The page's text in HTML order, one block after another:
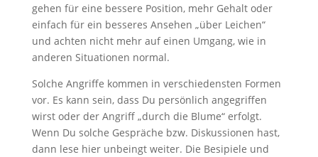
gehen für eine bessere Position, mehr Gehalt oder
einfach für ein besseres Ansehen „über Leichen“
und achten nicht mehr auf einen Umgang, wie in
anderen Situationen normal.
Solche Angriffe kommen in verschiedensten Formen
vor. Es kann sein, dass Du persönlich angegriffen
wirst oder der Angriff „durch die Blume“ erfolgt.
Wenn Du solche Gespräche bzw. Diskussionen hast,
dann lese hier unbeingt weiter. Die Besipiele und